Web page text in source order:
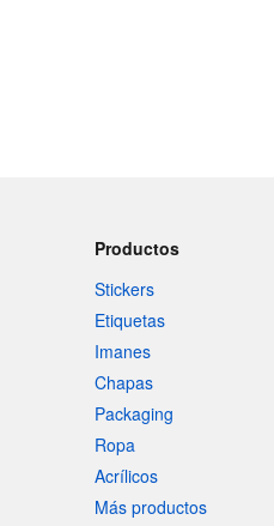
Productos
Stickers
Etiquetas
Imanes
Chapas
Packaging
Ropa
Acrílicos
Más productos